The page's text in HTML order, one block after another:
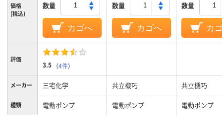
価格
(税込)
数量
カゴへ
数量
カゴへ
数量
カ
評価
3.5 （4件）
メーカー 三宅化学 共立機巧 共立機巧
種類 電動ポンプ 電動ポンプ 電動ポンプ